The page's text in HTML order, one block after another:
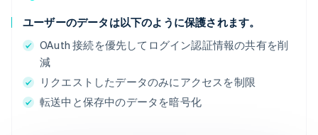
ユーザーのデータは以下のように保護されます。
OAuth 接続を優先してログイン認証情報の共有を削
減
リクエストしたデータのみにアクセスを制限
転送中と保存中のデータを暗号化